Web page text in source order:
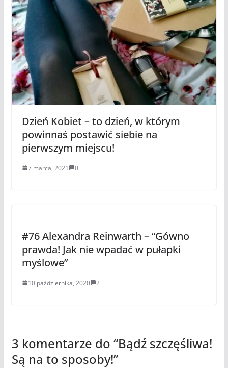
Dzień Kobiet – to dzień, w którym
powinnaś postawić siebie na
pierwszym miejscu!
7 marca, 2021 0
#76 Alexandra Reinwarth – “Gówno
prawda! Jak nie wpadać w pułapki
myślowe”
10 października, 2020 2
3 komentarze do “Bądź szczęśliwa!
Są na to sposoby!”